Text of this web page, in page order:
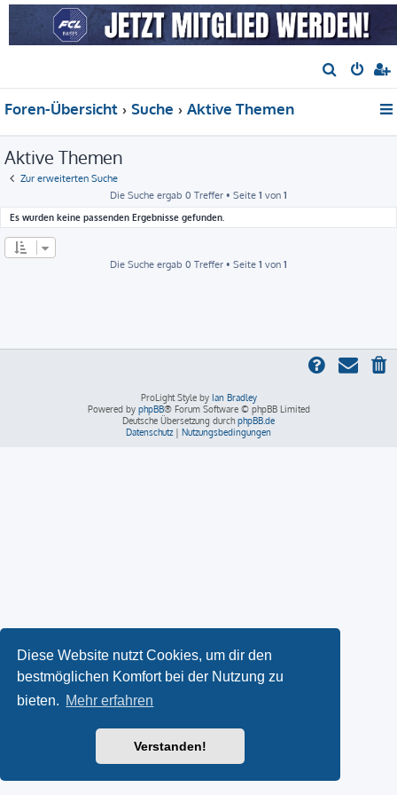
Diese Website nutzt Cookies, um dir den
bestmöglichen Komfort bei der Nutzung zu
bieten. Mehr erfahren
Verstanden!
u
h
Foren-Übersicht Suche Aktive Themen
Aktive Themen
Zur erweiterten Suche
Die Suche ergab 0 Treffer • Seite 1 von 1
Es wurden keine passenden Ergebnisse gefunden.
Die Suche ergab 0 Treffer • Seite 1 von 1
ProLight Style by Ian Bradley
Powered by phpBB® Forum Software © phpBB Limited
Deutsche Übersetzung durch phpBB.de
Datenschutz
Nutzungsbedingungen